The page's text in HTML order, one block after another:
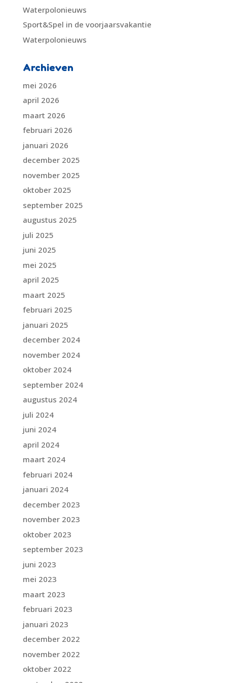
Waterpolonieuws
Sport&Spel in de voorjaarsvakantie
Waterpolonieuws
Archieven
mei 2026
april 2026
maart 2026
februari 2026
januari 2026
december 2025
november 2025
oktober 2025
september 2025
augustus 2025
juli 2025
juni 2025
mei 2025
april 2025
maart 2025
februari 2025
januari 2025
december 2024
november 2024
oktober 2024
september 2024
augustus 2024
juli 2024
juni 2024
april 2024
maart 2024
februari 2024
januari 2024
december 2023
november 2023
oktober 2023
september 2023
juni 2023
mei 2023
maart 2023
februari 2023
januari 2023
december 2022
november 2022
oktober 2022